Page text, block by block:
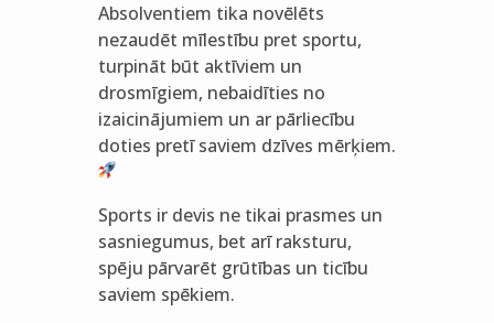
Absolventiem tika novēlēts
nezaudēt mīlestību pret sportu,
turpināt būt aktīviem un
drosmīgiem, nebaidīties no
izaicinājumiem un ar pārliecību
doties pretī saviem dzīves mērķiem.
Sports ir devis ne tikai prasmes un
sasniegumus, bet arī raksturu,
spēju pārvarēt grūtības un ticību
saviem spēkiem.